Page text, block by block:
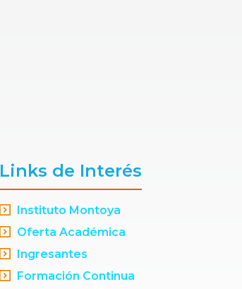
Links de Interés
Instituto Montoya
Oferta Académica
Ingresantes
Formación Continua